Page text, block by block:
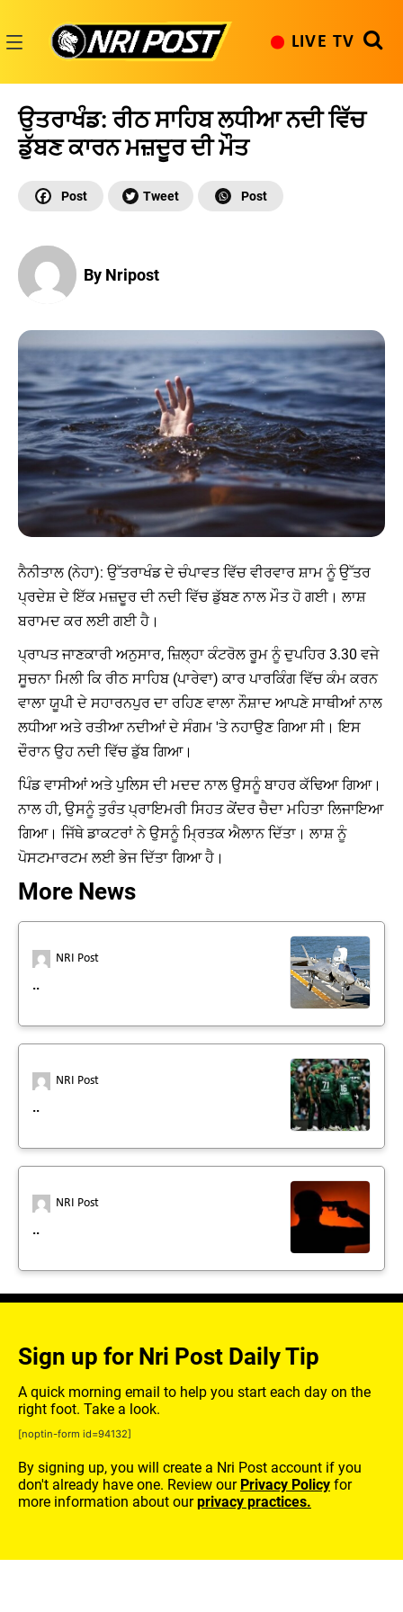
content
LIVE TV
ਉਤਰਾਖੰਡ: ਰੀਠ ਸਾਹਿਬ ਲਧੀਆ ਨਦੀ ਵਿੱਚ
ਡੁੱਬਣ ਕਾਰਨ ਮਜ਼ਦੂਰ ਦੀ ਮੌਤ
By Nripost
ਨੈਨੀਤਾਲ (ਨੇਹਾ): ਉੱਤਰਾਖੰਡ ਦੇ ਚੰਪਾਵਤ ਵਿੱਚ ਵੀਰਵਾਰ ਸ਼ਾਮ ਨੂੰ ਉੱਤਰ
ਪ੍ਰਦੇਸ਼ ਦੇ ਇੱਕ ਮਜ਼ਦੂਰ ਦੀ ਨਦੀ ਵਿੱਚ ਡੁੱਬਣ ਨਾਲ ਮੌਤ ਹੋ ਗਈ। ਲਾਸ਼
ਬਰਾਮਦ ਕਰ ਲਈ ਗਈ ਹੈ।
ਪ੍ਰਾਪਤ ਜਾਣਕਾਰੀ ਅਨੁਸਾਰ, ਜ਼ਿਲ੍ਹਾ ਕੰਟਰੋਲ ਰੂਮ ਨੂੰ ਦੁਪਹਿਰ 3.30 ਵਜੇ
ਸੂਚਨਾ ਮਿਲੀ ਕਿ ਰੀਠ ਸਾਹਿਬ (ਪਾਰੇਵਾ) ਕਾਰ ਪਾਰਕਿੰਗ ਵਿੱਚ ਕੰਮ ਕਰਨ
ਵਾਲਾ ਯੂਪੀ ਦੇ ਸਹਾਰਨਪੁਰ ਦਾ ਰਹਿਣ ਵਾਲਾ ਨੌਸ਼ਾਦ ਆਪਣੇ ਸਾਥੀਆਂ ਨਾਲ
ਲਧੀਆ ਅਤੇ ਰਤੀਆ ਨਦੀਆਂ ਦੇ ਸੰਗਮ 'ਤੇ ਨਹਾਉਣ ਗਿਆ ਸੀ। ਇਸ
ਦੌਰਾਨ ਉਹ ਨਦੀ ਵਿੱਚ ਡੁੱਬ ਗਿਆ।
ਪਿੰਡ ਵਾਸੀਆਂ ਅਤੇ ਪੁਲਿਸ ਦੀ ਮਦਦ ਨਾਲ ਉਸਨੂੰ ਬਾਹਰ ਕੱਢਿਆ ਗਿਆ।
ਨਾਲ ਹੀ, ਉਸਨੂੰ ਤੁਰੰਤ ਪ੍ਰਾਇਮਰੀ ਸਿਹਤ ਕੇਂਦਰ ਚੈਦਾ ਮਹਿਤਾ ਲਿਜਾਇਆ
ਗਿਆ। ਜਿੱਥੇ ਡਾਕਟਰਾਂ ਨੇ ਉਸਨੂੰ ਮ੍ਰਿਤਕ ਐਲਾਨ ਦਿੱਤਾ। ਲਾਸ਼ ਨੂੰ
ਪੋਸਟਮਾਰਟਮ ਲਈ ਭੇਜ ਦਿੱਤਾ ਗਿਆ ਹੈ।
More News
NRI Post
..
NRI Post
..
NRI Post
..
Sign up for Nri Post Daily Tip
A quick morning email to help you start each day on the
right foot. Take a look.
[noptin-form id=94132]
By signing up, you will create a Nri Post account if you
don't already have one. Review our Privacy Policy for
more information about ourprivacy practices.